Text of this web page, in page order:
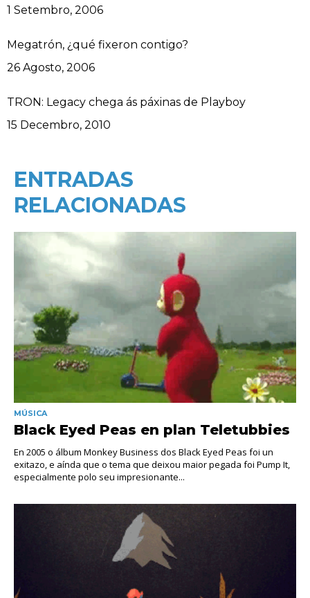
Data
1 Setembro, 2006
Megatrón, ¿qué fixeron contigo?
Data
26 Agosto, 2006
TRON: Legacy chega ás páxinas de Playboy
Data
15 Decembro, 2010
ENTRADAS
RELACIONADAS
MÚSICA
Black Eyed Peas en plan Teletubbies
En 2005 o álbum Monkey Business dos Black Eyed Peas foi un
exitazo, e aínda que o tema que deixou maior pegada foi Pump It,
especialmente polo seu impresionante...